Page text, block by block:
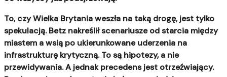
To, czy Wielka Brytania weszła na taką drogę, jest tylko
spekulacją. Betz nakreślił scenariusze od starcia między
miastem a wsią po ukierunkowane uderzenia na
infrastrukturę krytyczną. To są hipotezy, a nie
przewidywania. A jednak precedens jest otrzeźwiający.